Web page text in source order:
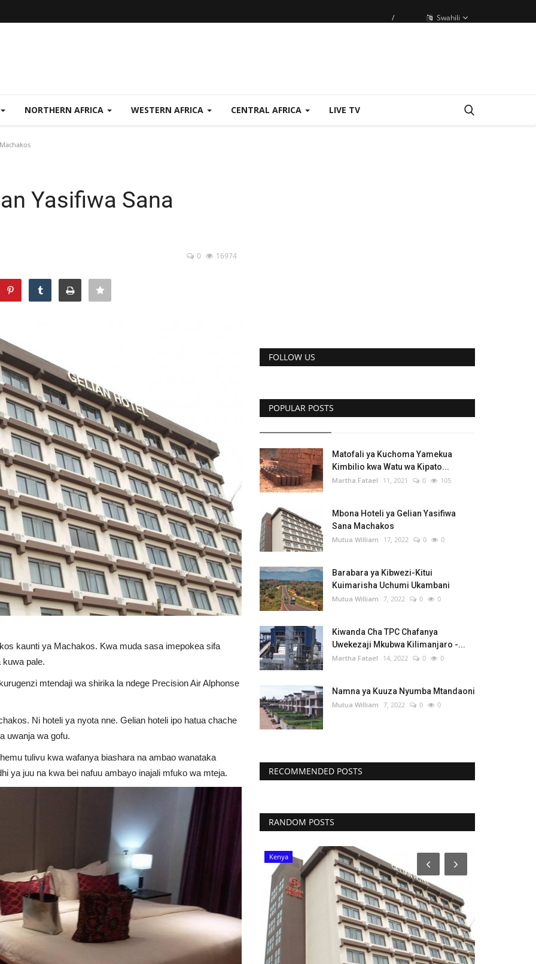
/ Swahili
NORTHERN AFRICA WESTERN AFRICA CENTRAL AFRICA LIVE TV
Yasifiwa Sana
0 16974
kaunti ya Machakos. Kwa muda sasa imepokea sifa
pale.
mtendaji wa shirika la ndege Precision Air Alphonse
Ni hoteli ya nyota nne. Gelian hoteli ipo hatua chache
uwanja wa gofu.
tulivu kwa wafanya biashara na ambao wanataka
ya juu na kwa bei nafuu ambayo inajali mfuko wa mteja.
FOLLOW US
POPULAR POSTS
Matofali ya Kuchoma Yamekua
Kimbilio kwa Watu wa Kipato...
Martha Fatael 11, 2021 0 105
Mbona Hoteli ya Gelian Yasifiwa
Sana Machakos
Mutua William 17, 2022 0 0
Barabara ya Kibwezi-Kitui
Kuimarisha Uchumi Ukambani
Mutua William 7, 2022 0 0
Kiwanda Cha TPC Chafanya
Uwekezaji Mkubwa Kilimanjaro -...
Martha Fatael 14, 2022 0 0
Namna ya Kuuza Nyumba Mtandaoni
Mutua William 7, 2022 0 0
RECOMMENDED POSTS
RANDOM POSTS
Kenya